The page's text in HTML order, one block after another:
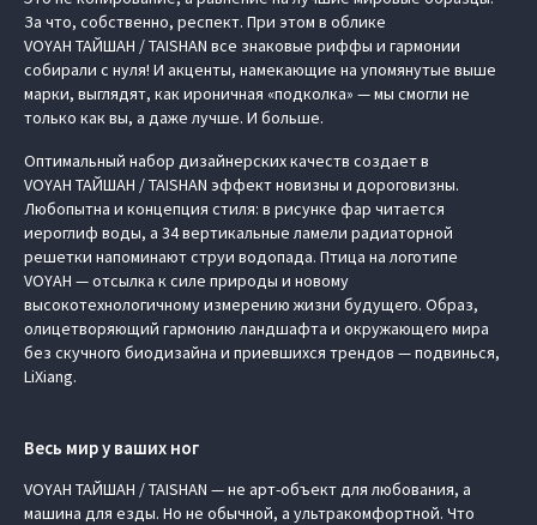
За что, собственно, респект. При этом в облике
VOYAH ТАЙШАН / TAISHAN все знаковые риффы и гармонии
собирали с нуля! И акценты, намекающие на упомянутые выше
марки, выглядят, как ироничная «подколка» — мы смогли не
только как вы, а даже лучше. И больше.
Оптимальный набор дизайнерских качеств создает в
VOYAH ТАЙШАН / TAISHAN эффект новизны и дороговизны.
Любопытна и концепция стиля: в рисунке фар читается
иероглиф воды, а 34 вертикальные ламели радиаторной
решетки напоминают струи водопада. Птица на логотипе
VOYAH — отсылка к силе природы и новому
высокотехнологичному измерению жизни будущего. Образ,
олицетворяющий гармонию ландшафта и окружающего мира
без скучного биодизайна и приевшихся трендов — подвинься,
LiXiang.
Весь мир у ваших ног
VOYAH ТАЙШАН / TAISHAN — не арт-объект для любования, а
машина для езды. Но не обычной, а ультракомфортной. Что